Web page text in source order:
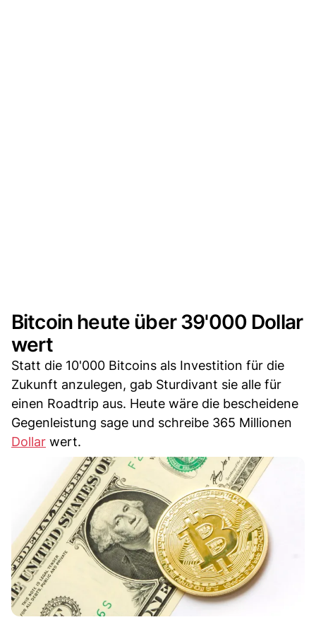
Bitcoin heute über 39'000 Dollar
wert
Statt die 10'000 Bitcoins als Investition für die
Zukunft anzulegen, gab Sturdivant sie alle für
einen Roadtrip aus. Heute wäre die bescheidene
Gegenleistung sage und schreibe 365 Millionen
Dollar wert.